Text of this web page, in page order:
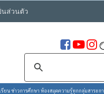
นส่วนตัว
น ข่าวการศึกษา ห้องสมุดความรู้ทุกกลุ่มสาระ